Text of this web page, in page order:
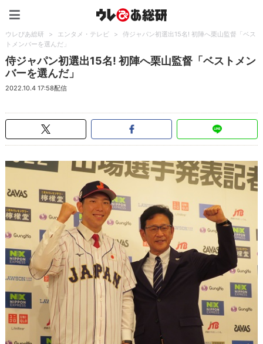
ウレぴあ総研 > エンタメ・テレビ >
侍ジャパン初選出15名! 初陣へ栗山監督「ベス
トメンバーを選んだ」
侍ジャパン初選出15名! 初陣へ栗山監督「ベストメン
バーを選んだ」
2022.10.4 17:58配信